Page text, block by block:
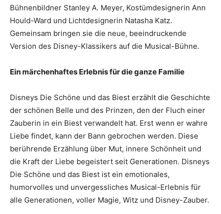
Bühnenbildner Stanley A. Meyer, Kostümdesignerin Ann
Hould-Ward und Lichtdesignerin Natasha Katz.
Gemeinsam bringen sie die neue, beeindruckende
Version des Disney-Klassikers auf die Musical-Bühne.
Ein märchenhaftes Erlebnis für die ganze Familie
Disneys Die Schöne und das Biest erzählt die Geschichte
der schönen Belle und des Prinzen, den der Fluch einer
Zauberin in ein Biest verwandelt hat. Erst wenn er wahre
Liebe findet, kann der Bann gebrochen werden. Diese
berührende Erzählung über Mut, innere Schönheit und
die Kraft der Liebe begeistert seit Generationen. Disneys
Die Schöne und das Biest ist ein emotionales,
humorvolles und unvergessliches Musical-Erlebnis für
alle Generationen, voller Magie, Witz und Disney-Zauber.